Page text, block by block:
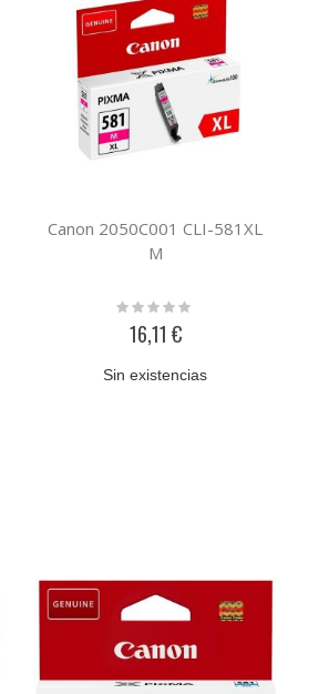
Canon 2050C001 CLI-581XL
M
Rating:
16,11 €
Sin existencias